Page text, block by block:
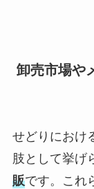
卸売市場や
せどりにおけ
肢として挙げ
販です。これ